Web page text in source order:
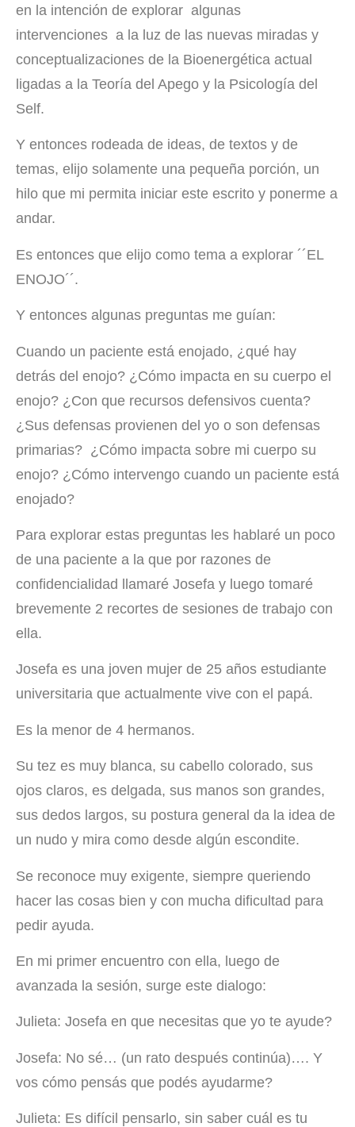
en la intención de explorar algunas
intervenciones a la luz de las nuevas miradas y
conceptualizaciones de la Bioenergética actual
ligadas a la Teoría del Apego y la Psicología del
Self.
Y entonces rodeada de ideas, de textos y de
temas, elijo solamente una pequeña porción, un
hilo que mi permita iniciar este escrito y ponerme a
andar.
Es entonces que elijo como tema a explorar ´´EL
ENOJO´´.
Y entonces algunas preguntas me guían:
Cuando un paciente está enojado, ¿qué hay
detrás del enojo? ¿Cómo impacta en su cuerpo el
enojo? ¿Con que recursos defensivos cuenta?
¿Sus defensas provienen del yo o son defensas
primarias? ¿Cómo impacta sobre mi cuerpo su
enojo? ¿Cómo intervengo cuando un paciente está
enojado?
Para explorar estas preguntas les hablaré un poco
de una paciente a la que por razones de
confidencialidad llamaré Josefa y luego tomaré
brevemente 2 recortes de sesiones de trabajo con
ella.
Josefa es una joven mujer de 25 años estudiante
universitaria que actualmente vive con el papá.
Es la menor de 4 hermanos.
Su tez es muy blanca, su cabello colorado, sus
ojos claros, es delgada, sus manos son grandes,
sus dedos largos, su postura general da la idea de
un nudo y mira como desde algún escondite.
Se reconoce muy exigente, siempre queriendo
hacer las cosas bien y con mucha dificultad para
pedir ayuda.
En mi primer encuentro con ella, luego de
avanzada la sesión, surge este dialogo:
Julieta: Josefa en que necesitas que yo te ayude?
Josefa: No sé… (un rato después continúa)…. Y
vos cómo pensás que podés ayudarme?
Julieta: Es difícil pensarlo, sin saber cuál es tu